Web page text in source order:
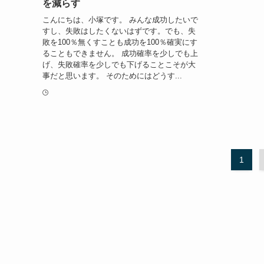
を減らす
こんにちは、小塚です。 みんな成功したいで
すし、失敗はしたくないはずです。でも、失
敗を100％無くすことも成功を100％確実にす
ることもできません。 成功確率を少しでも上
げ、失敗確率を少しでも下げることこそが大
事だと思います。 そのためにはどうす...
1